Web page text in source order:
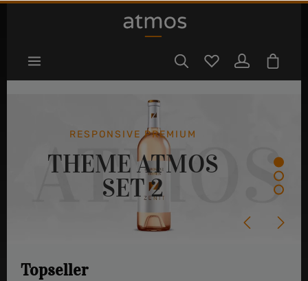
RESPONSIVE PREMIUM
THEME ATMOS
SET 2
Topseller